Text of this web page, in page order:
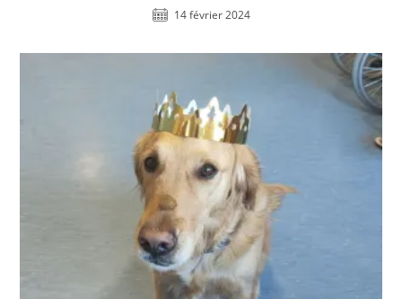
14 février 2024